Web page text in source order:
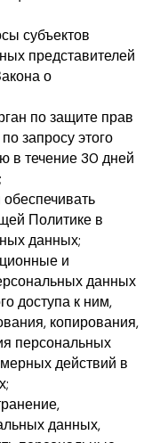
субъектов
представителей
о
по защите прав
запросу этого
в течение 30 дней
Политике в
данных;
и
данных
доступа к ним,
копирования,
персональных
действий в
данных,